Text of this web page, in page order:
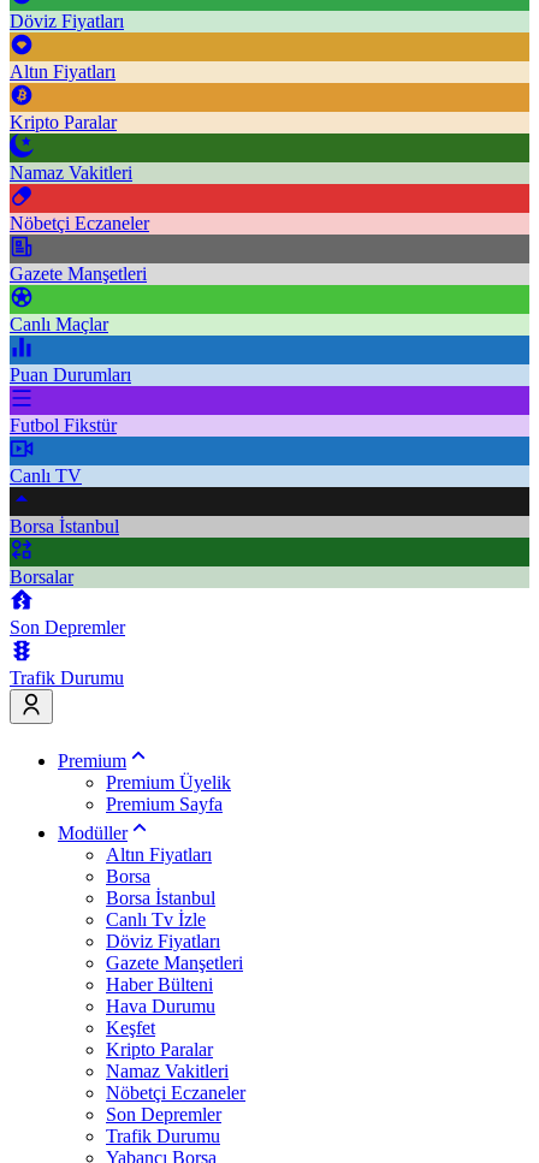
Döviz Fiyatları
Altın Fiyatları
Kripto Paralar
Namaz Vakitleri
Nöbetçi Eczaneler
Gazete Manşetleri
Canlı Maçlar
Puan Durumları
Futbol Fikstür
Canlı TV
Borsa İstanbul
Borsalar
Son Depremler
Trafik Durumu
Premium
Premium Üyelik
Premium Sayfa
Modüller
Altın Fiyatları
Borsa
Borsa İstanbul
Canlı Tv İzle
Döviz Fiyatları
Gazete Manşetleri
Haber Bülteni
Hava Durumu
Keşfet
Kripto Paralar
Namaz Vakitleri
Nöbetçi Eczaneler
Son Depremler
Trafik Durumu
Yabancı Borsa